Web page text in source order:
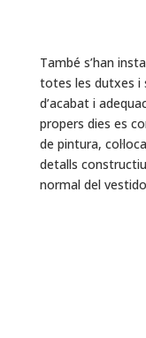
També s’han
totes les dutxes i
d’acabat i
propers dies es
de pintura,
detalls
normal del